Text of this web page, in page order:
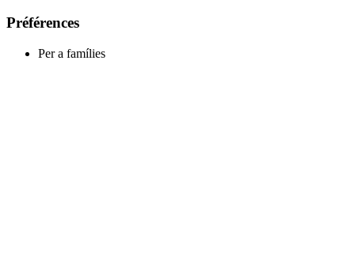
Préférences
Per a famílies